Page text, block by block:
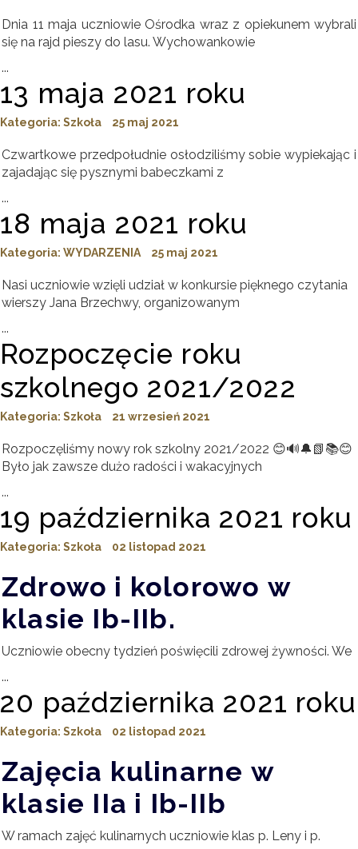
Dnia 11 maja uczniowie Ośrodka wraz z opiekunem wybrali
się na rajd pieszy do lasu. Wychowankowie
...
13 maja 2021 roku
Kategoria: Szkoła 25 maj 2021
Czwartkowe przedpołudnie osłodziliśmy sobie wypiekając i
zajadając się pysznymi babeczkami z
...
18 maja 2021 roku
Kategoria: WYDARZENIA 25 maj 2021
Nasi uczniowie wzięli udział w konkursie pięknego czytania
wierszy Jana Brzechwy, organizowanym
...
Rozpoczęcie roku
szkolnego 2021/2022
Kategoria: Szkoła 21 wrzesień 2021
Rozpoczęliśmy nowy rok szkolny 2021/2022 😊🔊🔔📗📚😊
Było jak zawsze dużo radości i wakacyjnych
...
19 października 2021 roku
Kategoria: Szkoła 02 listopad 2021
Zdrowo i kolorowo w
klasie Ib-IIb.
Uczniowie obecny tydzień poświęcili zdrowej żywności. We
...
20 października 2021 roku
Kategoria: Szkoła 02 listopad 2021
Zajęcia kulinarne w
klasie IIa i Ib-IIb
W ramach zajęć kulinarnych uczniowie klas p. Leny i p.